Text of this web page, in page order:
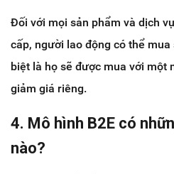
Đối với mọi sản phẩm và dịch
cấp, người lao động có thể
biệt là họ sẽ được mua với một
giảm giá riêng.
4. Mô hình B2E có
nào?